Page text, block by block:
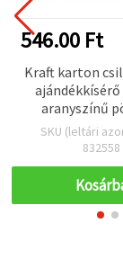
546.00 Ft
Kraft karton
aranyszínű
mintával és
8,5×8,5 cm
SKU (leltári
832558